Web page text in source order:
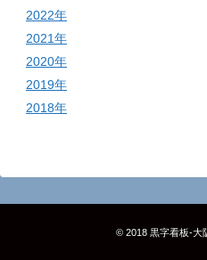
2022年
2021年
2020年
2019年
2018年
© 2018 黒字看板‐大